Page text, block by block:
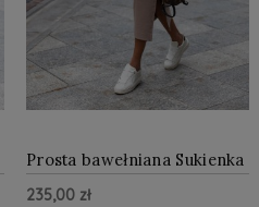
Prosta bawełniana Sukienka
z Dzianiny Mocca
235,00 zł